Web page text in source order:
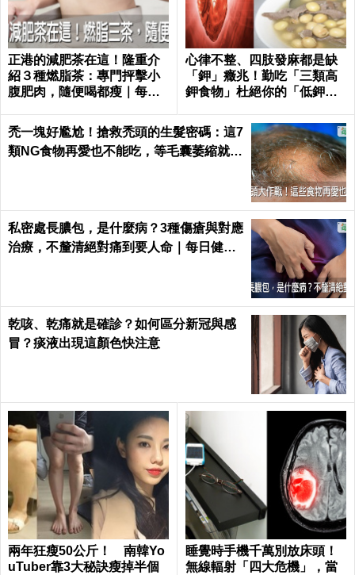
正港的減肥茶在這！隆重介
紹３種燃脂茶：專門抨擊小
腹肥肉，隨便喝都瘦｜每日
心律不整、四肢發麻都是缺
「鉀」癥兆！勤吃「三類高
鉀食物」杜絕你的「低鉀」
禿一塊好尷尬！搶救禿頭的生髮密碼：這7
類NG食物再愛也不能吃，等毛囊萎縮就來
私密處長膿包，是什麼病？3種傷瘡與對應
治療，不釐清絕對痛到要人命｜每日健康
乾咳、乾痛就是確診？如何區分新冠與感
冒？痰液出現這顏色快注意
兩年狂瘦50公斤！ 南韓Yo
uTuber靠3大秘訣瘦掉半個
睡覺時手機千萬別放床頭！
無線輻射「四大危機」，當